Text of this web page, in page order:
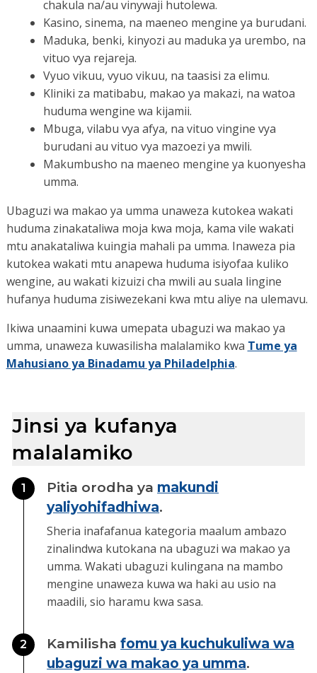
chakula na/au vinywaji hutolewa.
Kasino, sinema, na maeneo mengine ya burudani.
Maduka, benki, kinyozi au maduka ya urembo, na
vituo vya rejareja.
Vyuo vikuu, vyuo vikuu, na taasisi za elimu.
Kliniki za matibabu, makao ya makazi, na watoa
huduma wengine wa kijamii.
Mbuga, vilabu vya afya, na vituo vingine vya
burudani au vituo vya mazoezi ya mwili.
Makumbusho na maeneo mengine ya kuonyesha
umma.
Ubaguzi wa makao ya umma unaweza kutokea wakati
huduma zinakataliwa moja kwa moja, kama vile wakati
mtu anakataliwa kuingia mahali pa umma. Inaweza pia
kutokea wakati mtu anapewa huduma isiyofaa kuliko
wengine, au wakati kizuizi cha mwili au suala lingine
hufanya huduma zisiwezekani kwa mtu aliye na ulemavu.
Ikiwa unaamini kuwa umepata ubaguzi wa makao ya
umma, unaweza kuwasilisha malalamiko kwa Tume ya
Mahusiano ya Binadamu ya Philadelphia.
Jinsi ya kufanya
malalamiko
1 Pitia orodha ya makundi
yaliyohifadhiwa.
Sheria inafafanua kategoria maalum ambazo
zinalindwa kutokana na ubaguzi wa makao ya
umma. Wakati ubaguzi kulingana na mambo
mengine unaweza kuwa wa haki au usio na
maadili, sio haramu kwa sasa.
2 Kamilishafomu ya kuchukuliwa wa
ubaguzi wa makao ya umma.